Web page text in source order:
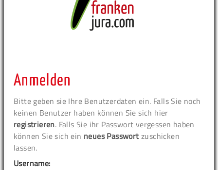
Anmelden
Bitte geben sie Ihre Benutzerdaten ein. Falls Sie noch
keinen Benutzer haben können Sie sich hier
registrieren. Falls Sie ihr Passwort vergessen haben
können Sie sich ein neues Passwort zuschicken
lassen.
Username: